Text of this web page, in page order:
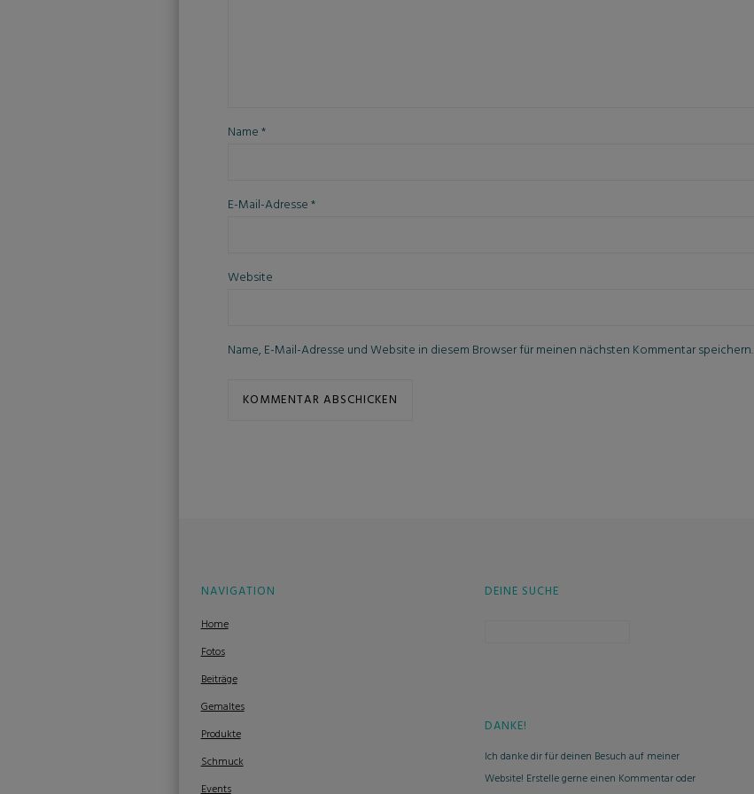
Name*
E-Mail-Adresse*
Website
Name, E-Mail-Adresse und Website in diesem Browser für meinen nächsten Kommentar speichern.
NAVIGATION
Home
Fotos
Beiträge
Gemaltes
Produkte
Schmuck
Events
DEINE SUCHE
DANKE!
Ich danke dir für deinen Besuch auf meiner
Website! Erstelle gerne einen Kommentar oder